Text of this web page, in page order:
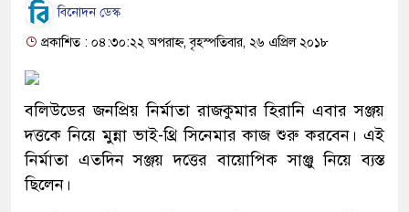
বিনোদন ডেস্ক
প্রকাশিত : ০৪:৩০:২২ অপরাহ্ন, বৃহস্পতিবার, ২৬ এপ্রিল ২০১৮
বলিউডের জনপ্রিয় নির্মাতা রাজকুমার হিরানি এবার সঞ্জয়
দত্তকে নিয়ে মুন্না ভাই-থ্রি সিনেমার কাজ শুরু করবেন। এই
নির্মাতা এতদিন সঞ্জয় দত্তের বায়োপিক সাঞ্জু নিয়ে ব্যস্ত
ছিলেন।